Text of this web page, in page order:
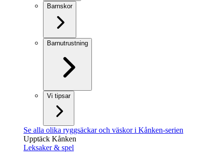
Barnskor
Barnutrustning
Vi tipsar
Se alla olika ryggsäckar och väskor i Kånken-serien
Upptäck Kånken
Leksaker & spel